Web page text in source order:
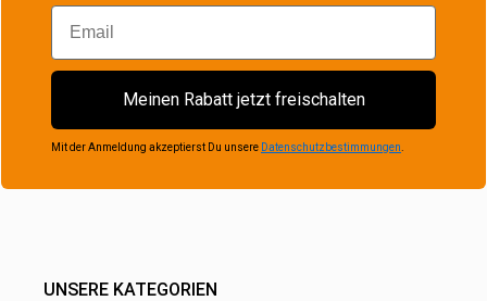
Email
Meinen Rabatt jetzt freischalten
Mit der Anmeldung akzeptierst Du unsere Datenschutzbestimmungen.
UNSERE KATEGORIEN